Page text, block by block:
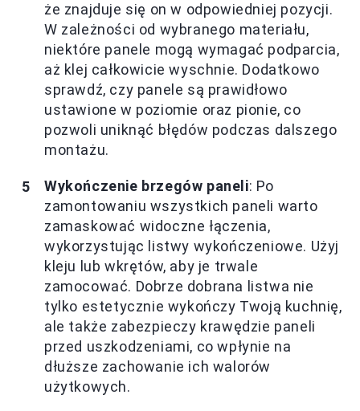
że znajduje się on w odpowiedniej pozycji.
W zależności od wybranego materiału,
niektóre panele mogą wymagać podparcia,
aż klej całkowicie wyschnie. Dodatkowo
sprawdź, czy panele są prawidłowo
ustawione w poziomie oraz pionie, co
pozwoli uniknąć błędów podczas dalszego
montażu.
Wykończenie brzegów paneli: Po
zamontowaniu wszystkich paneli warto
zamaskować widoczne łączenia,
wykorzystując listwy wykończeniowe. Użyj
kleju lub wkrętów, aby je trwale
zamocować. Dobrze dobrana listwa nie
tylko estetycznie wykończy Twoją kuchnię,
ale także zabezpieczy krawędzie paneli
przed uszkodzeniami, co wpłynie na
dłuższe zachowanie ich walorów
użytkowych.